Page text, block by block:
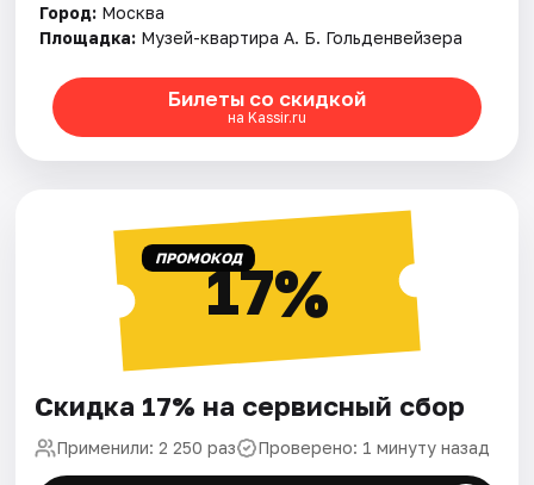
Город: Москва
Площадка: Музей-квартира А. Б. Гольденвейзера
Билеты со скидкой
на Kassir.ru
ПРОМОКОД17%
Скидка 17% на сервисный сбор
Применили: 2 250 раз Проверено: 1 минуту назад